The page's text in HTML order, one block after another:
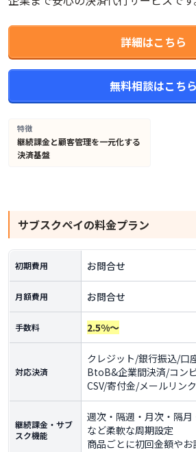
詳細はこちら
無料相談はこちら
特徴
継続課金と顧客管理を一元化する
決済基盤
サブスクペイの料金プラン
初期費用 お問合せ
月額費用 お問合せ
手数料 2.5%～
対応決済
クレジット/銀行振込/口
BtoB&企業間決済/コン
CSV/寄付金/メールリン
継続課金・サブ
スク機能
週次・隔週・月次・隔
など柔軟な周期設定
商品ごとに初回金額や